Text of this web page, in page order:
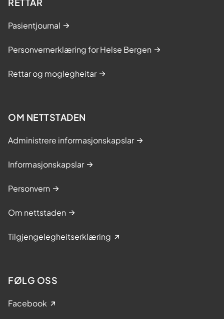
Pasientjournal
Personvernerklæring for Helse Bergen
Rettar og moglegheitar
OM NETTSTADEN
Administrere informasjonskapslar
Informasjonskapslar
Personvern
Om nettstaden
Tilgjengelegheitserklæring
FØLG OSS
Facebook